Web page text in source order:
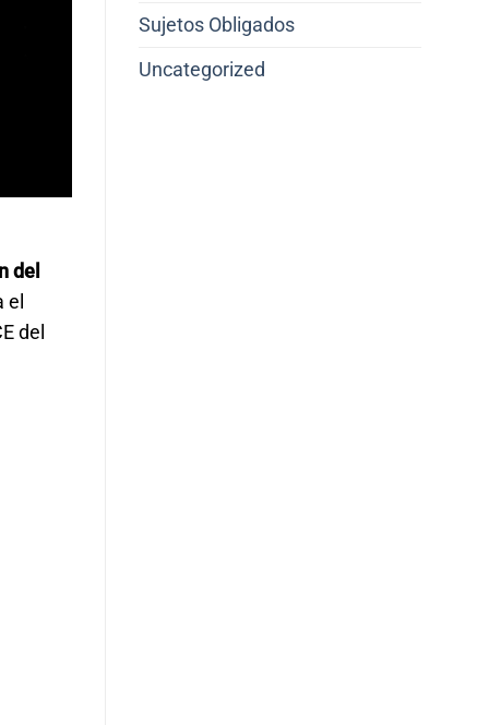
del
del
Sujetos Obligados
Uncategorized